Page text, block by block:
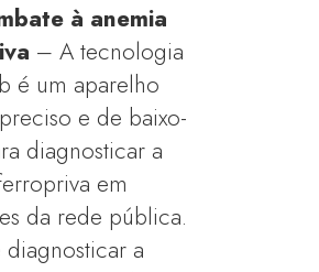
à anemia
– A tecnologia
é um aparelho
e de baixo-
diagnosticar a
em
da rede pública.
a